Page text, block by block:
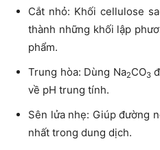
Cắt nhỏ: Khối cellulose
thành những khối lập
phẩm.
Trung hòa: Dùng Na2CO3
về pH trung tính.
Sên lửa nhẹ: Giúp đường
nhất trong dung dịch.